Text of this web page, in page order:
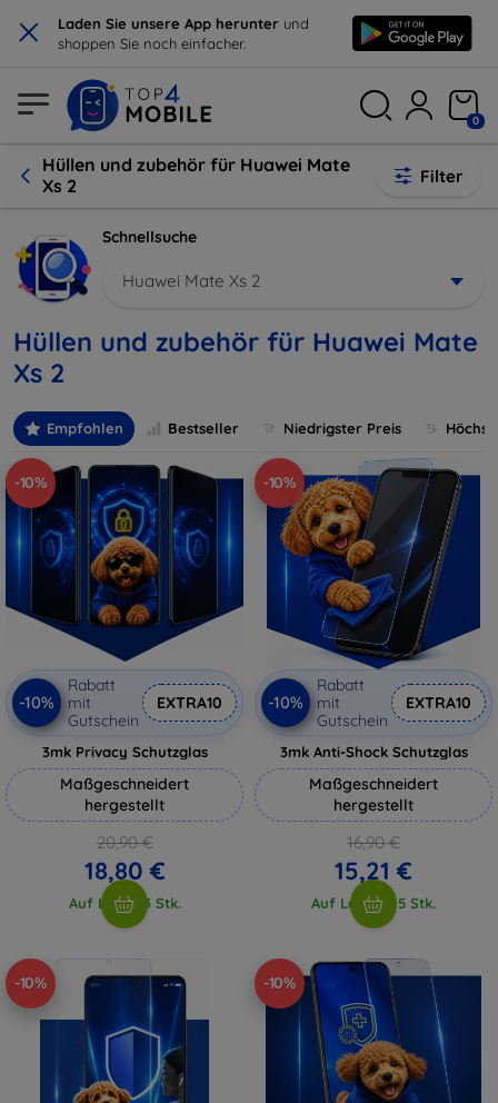
× Laden Sie unsere App herunter und
shoppen Sie noch einfacher.
0
Hüllen und zubehör für Huawei Mate
Xs 2
Filter
Schnellsuche
Huawei Mate Xs 2
Hüllen und zubehör für Huawei Mate
Xs 2
Empfohlen Bestseller Niedrigster Preis
-10%
-10%
Rabatt
mit
Gutschein
EXTRA10
3mk Privacy Schutzglas
Maßgeschneidert
hergestellt
20,90 €
18,80 €
Auf Lager 3 Stk.
-10%
-10%
Rabatt
mit
Gutschein
EXTRA10
3mk Anti-Shock Schutzglas
Maßgeschneidert
hergestellt
16,90 €
15,21 €
Auf Lager > 5 Stk.
-10% -10%